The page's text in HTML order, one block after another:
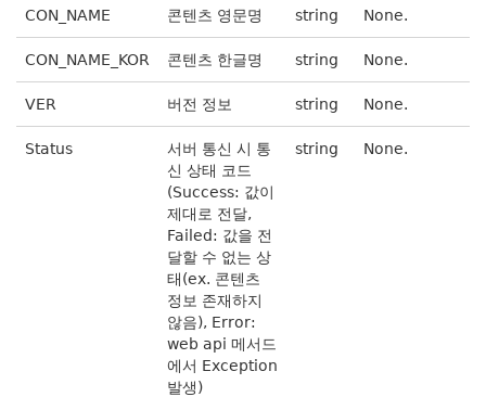
CON_NAME 콘텐츠 영문명 string None.
CON_NAME_KOR 콘텐츠 한글명 string None.
VER 버전 정보 string None.
Status
서버 통신 시 통
신 상태 코드
(Success: 값이
제대로 전달,
Failed: 값을 전
달할 수 없는 상
태(ex. 콘텐츠
정보 존재하지
않음), Error:
web api 메서드
에서 Exception
발생)
string None.